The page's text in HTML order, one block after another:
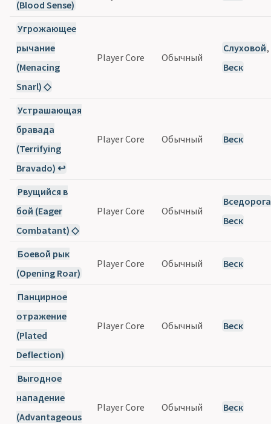
(Blood Sense)
Угрожающее
рычание
(Menacing
Snarl) ◇
Player Core Обычный
Слуховой,
Веск
Устрашающая
бравада
(Terrifying
Bravado) ↩
Player Core Обычный Веск
Рвущийся в
бой (Eager
Combatant) ◇
Player Core Обычный
Вседорога
Веск
Боевой рык
(Opening Roar)
Player Core Обычный Веск
Панцирное
отражение
(Plated
Deflection)
Player Core Обычный Веск
Выгодное
нападение
(Advantageous
Player Core Обычный Веск